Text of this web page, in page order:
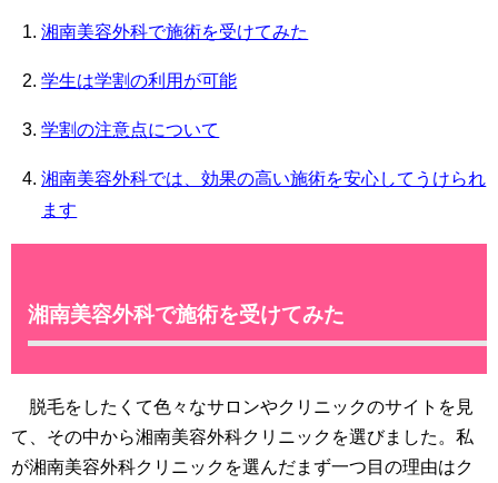
湘南美容外科で施術を受けてみた
学生は学割の利用が可能
学割の注意点について
湘南美容外科では、効果の高い施術を安心してうけられ
ます
湘南美容外科で施術を受けてみた
脱毛をしたくて色々なサロンやクリニックのサイトを見
て、その中から湘南美容外科クリニックを選びました。私
が湘南美容外科クリニックを選んだまず一つ目の理由はク